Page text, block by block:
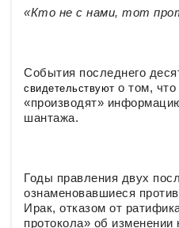
«Кто не с нами, тот
Cобытия последнего
свидетельствуют о том,
«производят»
шантажа.
Годы правления двух
ознаменовавшиеся
Ирак, отказом от
протокола» об